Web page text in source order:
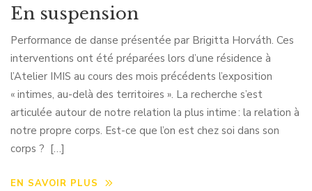
En suspension
Performance de danse présentée par Brigitta Horváth. Ces
interventions ont été préparées lors d’une résidence à
l’Atelier IMIS au cours des mois précédents l’exposition
« intimes, au-delà des territoires ». La recherche s’est
articulée autour de notre relation la plus intime : la relation à
notre propre corps. Est-ce que l’on est chez soi dans son
corps ? […]
EN SAVOIR PLUS